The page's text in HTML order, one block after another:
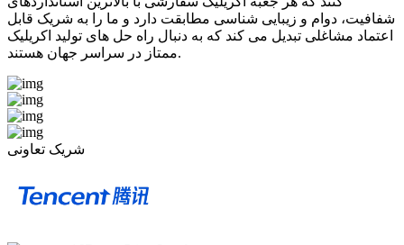
شفافیت، دوام و زیبایی شناسی مطابقت دارد و ما را به شریک قابل
اعتماد مشاغلی تبدیل می کند که به دنبال راه حل های تولید اکریلیک
ممتاز در سراسر جهان هستند.
شریک تعاونی